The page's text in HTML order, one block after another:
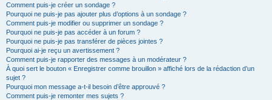
Comment puis-je créer un sondage ?
Pourquoi ne puis-je pas ajouter plus d’options à un sondage ?
Comment puis-je modifier ou supprimer un sondage ?
Pourquoi ne puis-je pas accéder à un forum ?
Pourquoi ne puis-je pas transférer de pièces jointes ?
Pourquoi ai-je reçu un avertissement ?
Comment puis-je rapporter des messages à un modérateur ?
À quoi sert le bouton « Enregistrer comme brouillon » affiché lors de la rédaction d’un
sujet ?
Pourquoi mon message a-t-il besoin d’être approuvé ?
Comment puis-je remonter mes sujets ?